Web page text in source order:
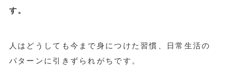
す。
人はどうしても今まで身につけた習慣、日常生活の
パターンに引きずられがちです。